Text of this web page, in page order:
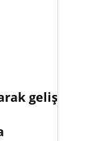
geliştirilen